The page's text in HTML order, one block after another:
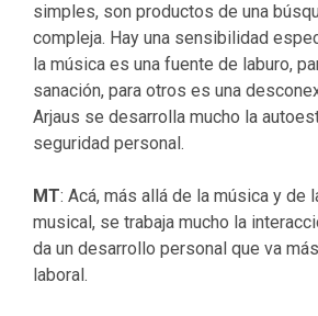
simples, son productos de una
compleja. Hay una sensibilidad
la música es una fuente de laburo,
sanación, para otros es una
Arjaus se desarrolla mucho la
seguridad personal.
MT: Acá, más allá de la música y de
musical, se trabaja mucho la
da un desarrollo personal que va
laboral.